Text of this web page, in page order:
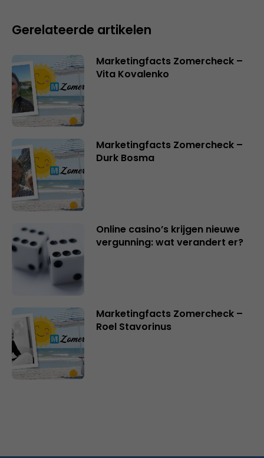
Gerelateerde artikelen
Marketingfacts Zomercheck –
Vita Kovalenko
Marketingfacts Zomercheck –
Durk Bosma
Online casino’s krijgen nieuwe
vergunning: wat verandert er?
Marketingfacts Zomercheck –
Roel Stavorinus